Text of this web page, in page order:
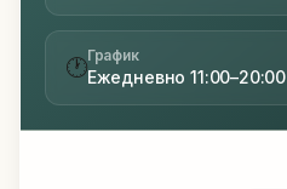
🕐График
Ежедневно 11:00–20:00